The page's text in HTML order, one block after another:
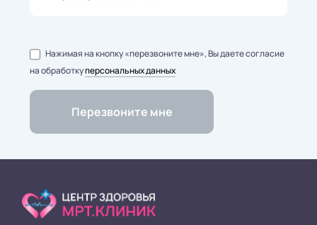
Нажимая на кнопку «перезвоните мне», Вы даете согласие
на обработкуперсональных данных